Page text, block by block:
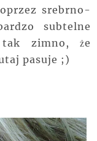
srebrno-
subtelne
zimno, że
pasuje ;)